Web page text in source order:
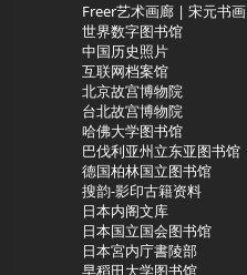
Freer艺术画廊 | 宋元书画
世界数字图书馆
中国历史照片
互联网档案馆
北京故宫博物院
台北故宫博物院
哈佛大学图书馆
巴伐利亚州立东亚图书馆
德国柏林国立图书馆
搜韵-影印古籍资料
日本内阁文库
日本国立国会图书馆
日本宮内庁書陵部
早稻田大学图书馆